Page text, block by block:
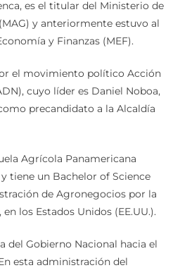
es el titular del Ministerio de
y anteriormente estuvo al
y Finanzas (MEF).
el movimiento político Acción
cuyo líder es Daniel Noboa,
precandidato a la Alcaldía
Agrícola Panamericana
tiene un Bachelor of Science
de Agronegocios por la
los Estados Unidos (EE.UU.).
del Gobierno Nacional hacia el
esta administración del